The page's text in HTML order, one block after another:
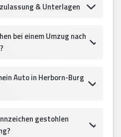
& Unterlagen
bei einem Umzug nach
Auto in Herborn-Burg
gestohlen